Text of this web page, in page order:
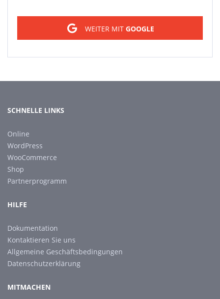
WEITER MIT GOOGLE
SCHNELLE LINKS
Online
WordPress
WooCommerce
Shop
Partnerprogramm
HILFE
Dokumentation
Kontaktieren Sie uns
Allgemeine Geschäftsbedingungen
Datenschutzerklärung
MITMACHEN